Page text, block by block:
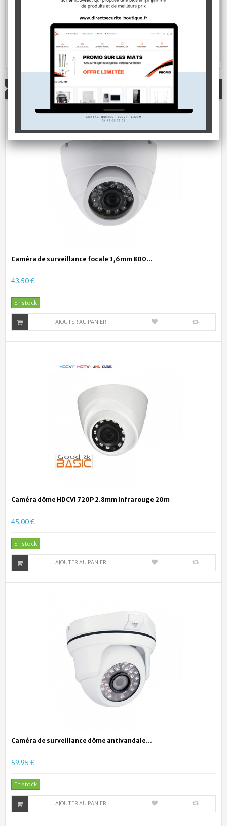
AJOUTER AU PANIER
Caméra de surveillance focale 3,6mm 800...
43,50 €
En stock
AJOUTER AU PANIER
Caméra dôme HDCVI 720P 2.8mm Infrarouge 20m
45,00 €
En stock
AJOUTER AU PANIER
Caméra de surveillance dôme antivandale...
59,95 €
En stock
AJOUTER AU PANIER